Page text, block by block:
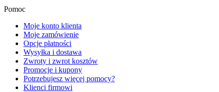
Pomoc
Moje konto klienta
Moje zamówienie
Opcje płatności
Wysyłka i dostawa
Zwroty i zwrot kosztów
Promocje i kupony
Potrzebujesz więcej pomocy?
Klienci firmowi